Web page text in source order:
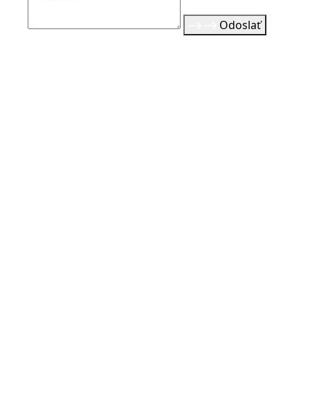
Odoslať